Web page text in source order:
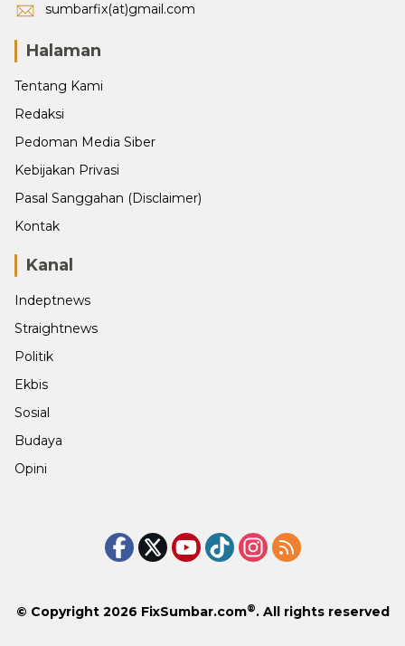
sumbarfix(at)gmail.com
Halaman
Tentang Kami
Redaksi
Pedoman Media Siber
Kebijakan Privasi
Pasal Sanggahan (Disclaimer)
Kontak
Kanal
Indeptnews
Straightnews
Politik
Ekbis
Sosial
Budaya
Opini
© Copyright 2026 FixSumbar.com®. All rights reserved